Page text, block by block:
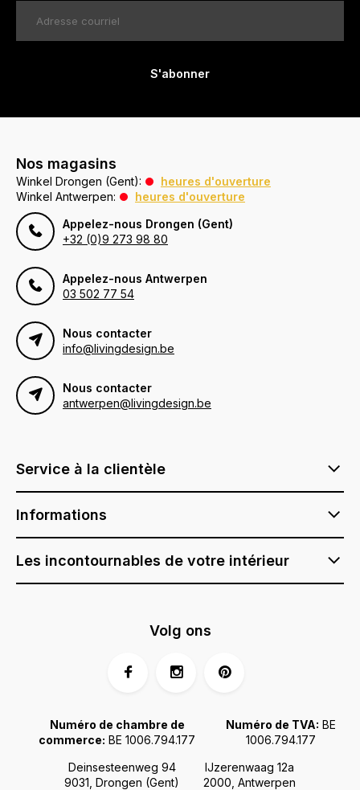
S'abonner
Nos magasins
Winkel Drongen (Gent):
heures d'ouverture
Winkel Antwerpen:
heures d'ouverture
Appelez-nous Drongen (Gent)
+32 (0)9 273 98 80
Appelez-nous Antwerpen
03 502 77 54
Nous contacter
info@livingdesign.be
Nous contacter
antwerpen@livingdesign.be
Service à la clientèle
Informations
Les incontournables de votre intérieur
Deinsesteenweg 94
9031, Drongen (Gent)
IJzerenwaag 12a
2000, Antwerpen
Numéro de chambre de
commerce: BE 1006.794.177
Numéro de TVA: BE
1006.794.177
Volg ons